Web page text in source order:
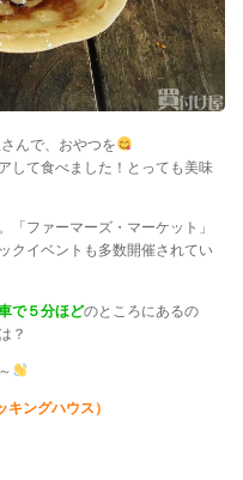
んで、おやつを
して食べました！とっても美味
ファーマーズ・マーケット」
クイベントも多数開催されてい
で５分ほどのところにあるの
？
ングハウス）